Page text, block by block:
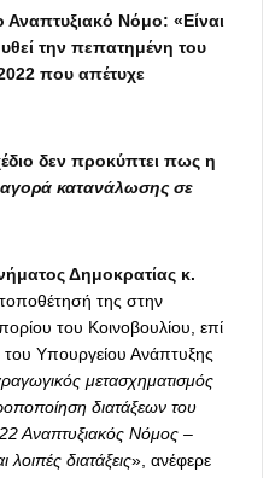
Νόμο: «Είναι
την πεπατημένη του
που απέτυχε
δεν προκύπτει πως η
κατανάλωσης σε
Δημοκρατίας κ.
της στην
του Κοινοβουλίου, επί
Υπουργείου Ανάπτυξης
μετασχηματισμός
διατάξεων του
Αναπτυξιακός Νόμος –
διατάξεις», ανέφερε